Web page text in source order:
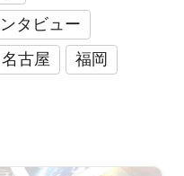
タビュー
名古屋
福岡